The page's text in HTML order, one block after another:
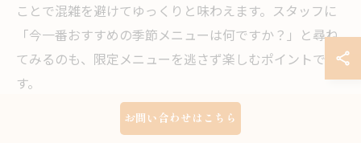
ことで混雑を避けてゆっくりと味わえます。スタッフに
「今一番おすすめの季節メニューは何ですか？」と尋ね
てみるのも、限定メニューを逃さず楽しむポイントで
す。
例えば、春限定の鯛めしランチや、秋のきのこをふんだ
お問い合わせはこちら